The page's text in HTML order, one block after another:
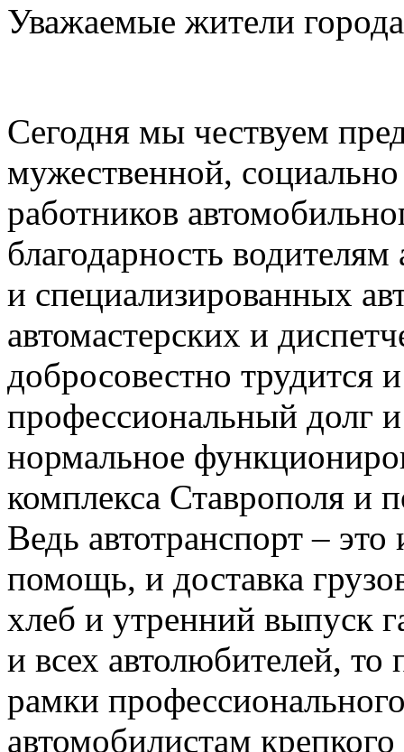
Уважаемые жители
Сегодня мы чествуем
мужественной,
работников
благодарность
и специализированных
автомастерских и
добросовестно трудится
профессиональный долг
нормальное
комплекса Ставрополя и
Ведь автотранспорт –
помощь, и доставка
хлеб и утренний выпуск
и всех автолюбителей, то
рамки
автомобилистам